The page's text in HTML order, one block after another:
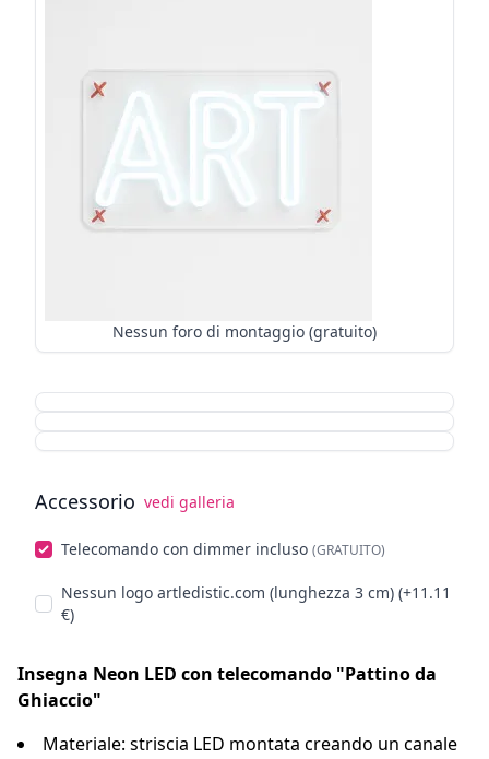
Nessun foro di montaggio (gratuito)
Accessorio vedi galleria
Telecomando con dimmer incluso (GRATUITO)
Nessun logo artledistic.com (lunghezza 3 cm) (+11.11
€)
Insegna Neon LED con telecomando "Pattino da
Ghiaccio"
Materiale: striscia LED montata creando un canale